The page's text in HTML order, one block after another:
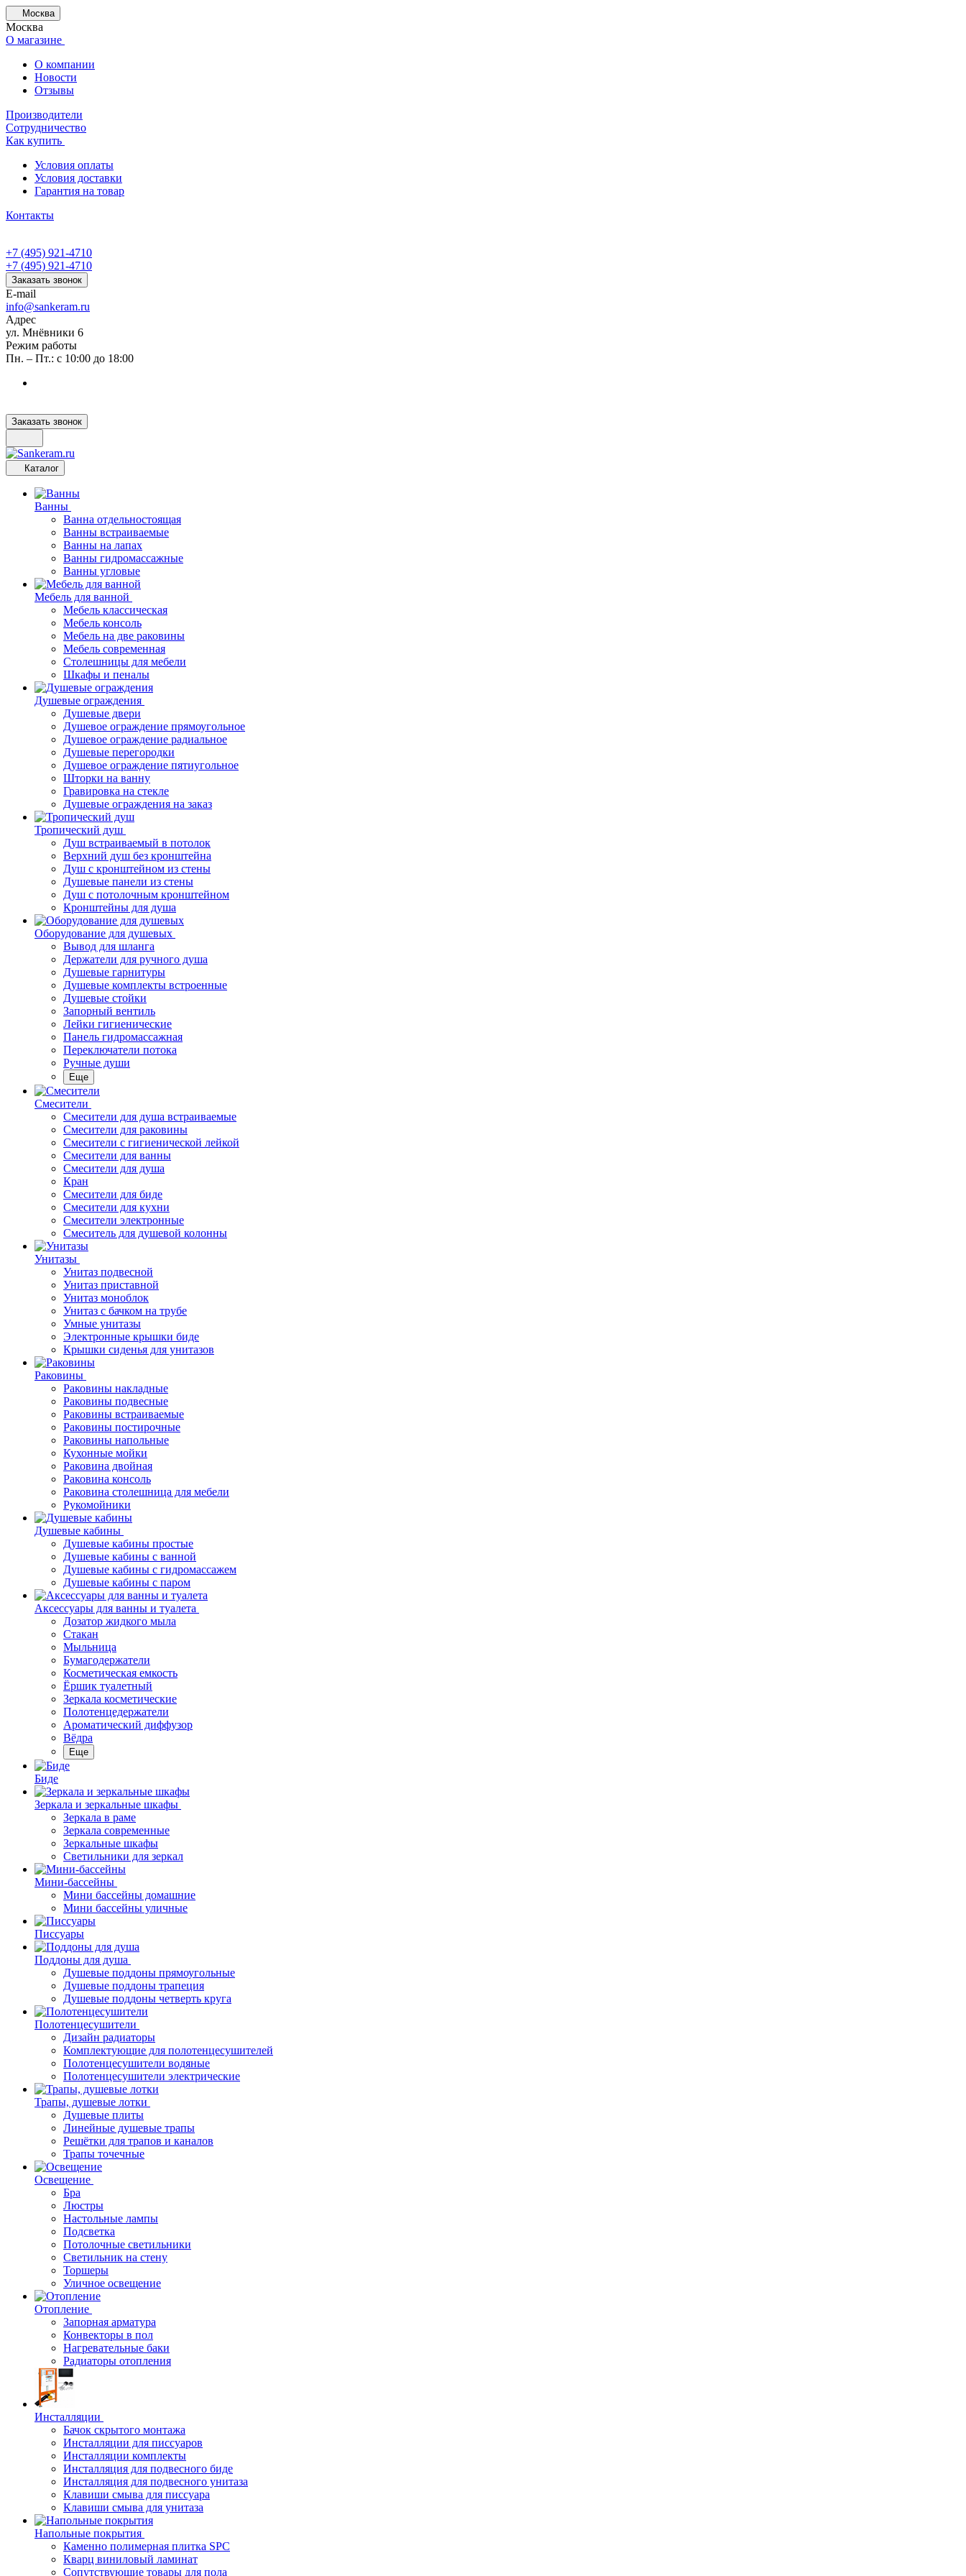
Москва
Москва
О магазине
О компании
Новости
Отзывы
Производители
Сотрудничество
Как купить
Условия оплаты
Условия доставки
Гарантия на товар
Контакты
+7 (495) 921-4710
+7 (495) 921-4710
Заказать звонок
E-mail
info@sankeram.ru
Адрес
ул. Мнёвники 6
Режим работы
Пн. – Пт.: с 10:00 до 18:00
Заказать звонок
Каталог
Ванны
Ванна отдельностоящая
Ванны встраиваемые
Ванны на лапах
Ванны гидромассажные
Ванны угловые
Мебель для ванной
Мебель классическая
Мебель консоль
Мебель на две раковины
Мебель современная
Столешницы для мебели
Шкафы и пеналы
Душевые ограждения
Душевые двери
Душевое ограждение прямоугольное
Душевое ограждение радиальное
Душевые перегородки
Душевое ограждение пятиугольное
Шторки на ванну
Гравировка на стекле
Душевые ограждения на заказ
Тропический душ
Душ встраиваемый в потолок
Верхний душ без кронштейна
Душ с кронштейном из стены
Душевые панели из стены
Душ с потолочным кронштейном
Кронштейны для душа
Оборудование для душевых
Вывод для шланга
Держатели для ручного душа
Душевые гарнитуры
Душевые комплекты встроенные
Душевые стойки
Запорный вентиль
Лейки гигиенические
Панель гидромассажная
Переключатели потока
Ручные души
Еще
Смесители
Смесители для душа встраиваемые
Смесители для раковины
Смесители с гигиенической лейкой
Смесители для ванны
Смесители для душа
Кран
Смесители для биде
Смесители для кухни
Смесители электронные
Смеситель для душевой колонны
Унитазы
Унитаз подвесной
Унитаз приставной
Унитаз моноблок
Унитаз с бачком на трубе
Умные унитазы
Электронные крышки биде
Крышки сиденья для унитазов
Раковины
Раковины накладные
Раковины подвесные
Раковины встраиваемые
Раковины постирочные
Раковины напольные
Кухонные мойки
Раковина двойная
Раковина консоль
Раковина столешница для мебели
Рукомойники
Душевые кабины
Душевые кабины простые
Душевые кабины с ванной
Душевые кабины с гидромассажем
Душевые кабины с паром
Аксессуары для ванны и туалета
Дозатор жидкого мыла
Стакан
Мыльница
Бумагодержатели
Косметическая емкость
Ёршик туалетный
Зеркала косметические
Полотенцедержатели
Ароматический диффузор
Вёдра
Еще
Биде
Зеркала и зеркальные шкафы
Зеркала в раме
Зеркала современные
Зеркальные шкафы
Светильники для зеркал
Мини-бассейны
Мини бассейны домашние
Мини бассейны уличные
Писсуары
Поддоны для душа
Душевые поддоны прямоугольные
Душевые поддоны трапеция
Душевые поддоны четверть круга
Полотенцесушители
Дизайн радиаторы
Комплектующие для полотенцесушителей
Полотенцесушители водяные
Полотенцесушители электрические
Трапы, душевые лотки
Душевые плиты
Линейные душевые трапы
Решётки для трапов и каналов
Трапы точечные
Освещение
Бра
Люстры
Настольные лампы
Подсветка
Потолочные светильники
Светильник на стену
Торшеры
Уличное освещение
Отопление
Запорная арматура
Конвекторы в пол
Нагревательные баки
Радиаторы отопления
Инсталляции
Бачок скрытого монтажа
Инсталляции для писсуаров
Инсталляции комплекты
Инсталляция для подвесного биде
Инсталляция для подвесного унитаза
Клавиши смыва для писсуара
Клавиши смыва для унитаза
Напольные покрытия
Каменно полимерная плитка SPC
Кварц виниловый ламинат
Сопутствующие товары для пола